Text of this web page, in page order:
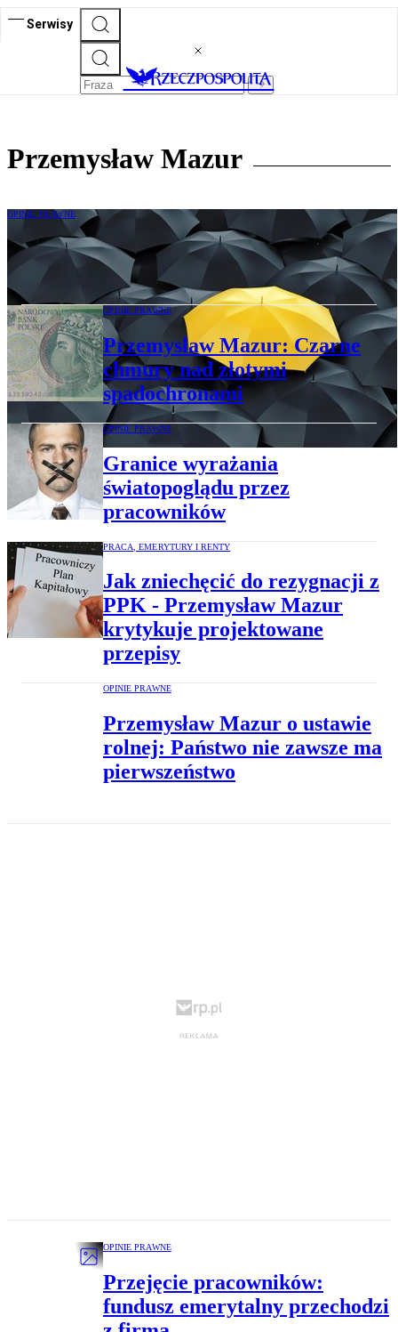
Serwisy
Przemysław Mazur
OPINIE PRAWNE
Przemysław Mazur: Złote spadochrony
do łatwego podważenia
OPINIE PRAWNE
Przemysław Mazur: Czarne
chmury nad złotymi
spadochronami
OPINIE PRAWNE
Granice wyrażania
światopoglądu przez
pracowników
PRACA, EMERYTURY I RENTY
Jak zniechęcić do rezygnacji z
PPK - Przemysław Mazur
krytykuje projektowane
przepisy
OPINIE PRAWNE
Przemysław Mazur o ustawie
rolnej: Państwo nie zawsze ma
pierwszeństwo
OPINIE PRAWNE
Przejęcie pracowników:
fundusz emerytalny przechodzi